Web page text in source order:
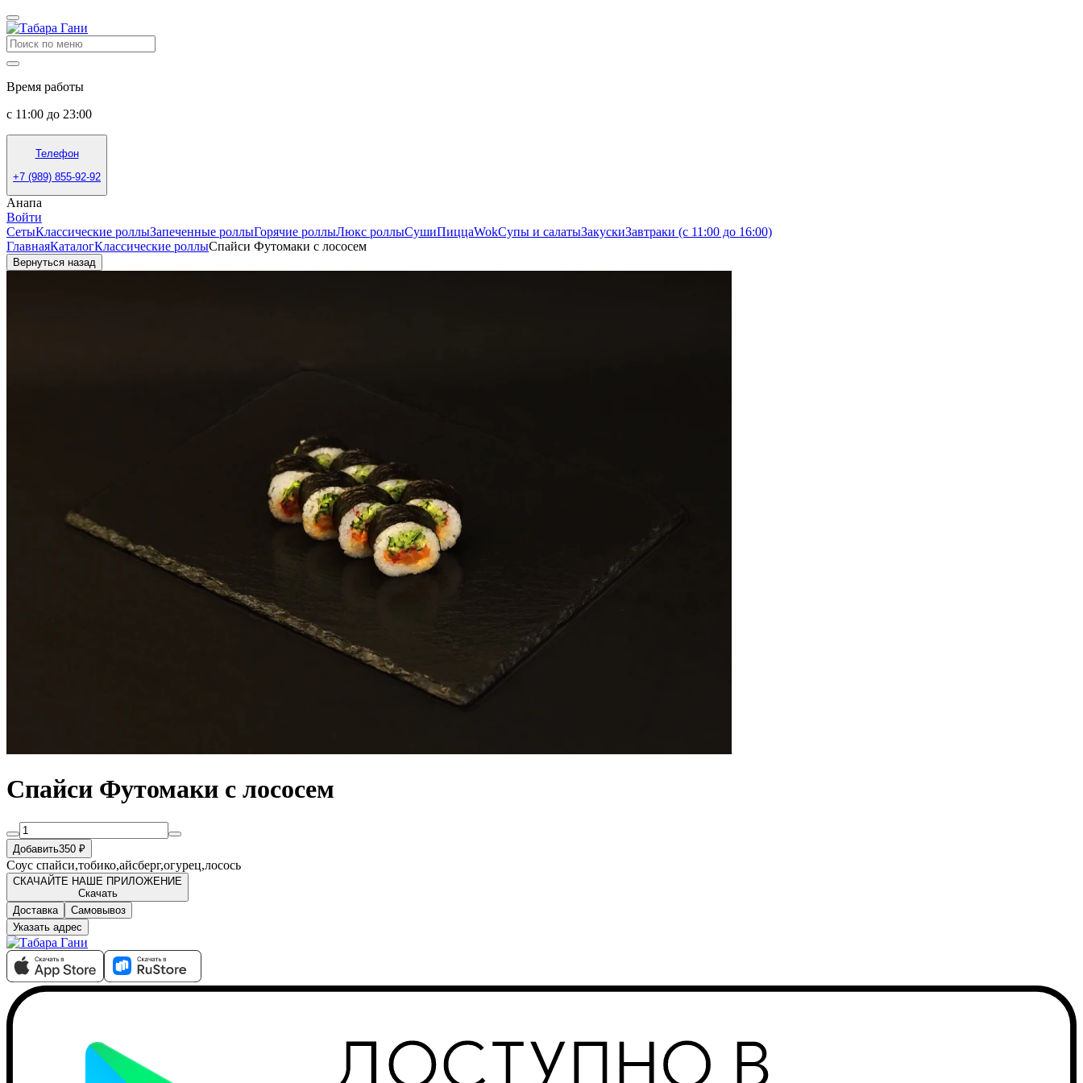
Время работы
с 11:00 до 23:00
Телефон
+7 (989) 855-92-92
Анапа
Войти
СетыКлассические роллыЗапеченные роллыГорячие роллыЛюкс роллыСушиПиццаWokСупы и салатыЗакускиЗавтраки (с 11:00 до 16:00)
ГлавнаяКаталогКлассические роллыСпайси Футомаки с лососем
Вернуться назад
Спайси Футомаки с лососем
Добавить350 ₽
Соус спайси,тобико,айсберг,огурец,лосось
СКАЧАЙТЕ НАШЕ ПРИЛОЖЕНИЕ
Скачать
Доставка
Самовывоз
Указать адрес